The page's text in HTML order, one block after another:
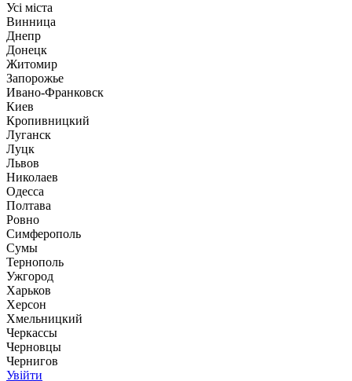
Усі міста
Винница
Днепр
Донецк
Житомир
Запорожье
Ивано-Франковск
Киев
Кропивницкий
Луганск
Луцк
Львов
Николаев
Одесса
Полтава
Ровно
Симферополь
Сумы
Тернополь
Ужгород
Харьков
Херсон
Хмельницкий
Черкассы
Чернoвцы
Чернигов
Увійти